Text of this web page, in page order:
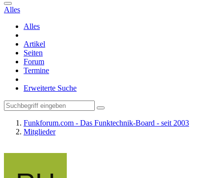
Alles
Alles
Artikel
Seiten
Forum
Termine
Erweiterte Suche
Funkforum.com - Das Funktechnik-Board - seit 2003
Mitglieder